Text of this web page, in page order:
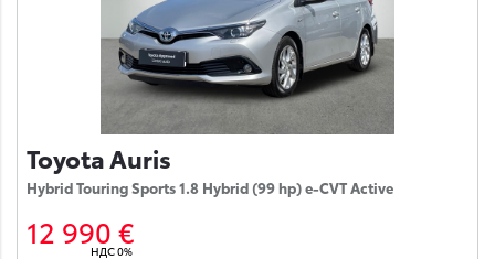
Toyota Auris
Hybrid Touring Sports 1.8 Hybrid (99 hp) e-CVT Active
12 990 €
НДС 0%